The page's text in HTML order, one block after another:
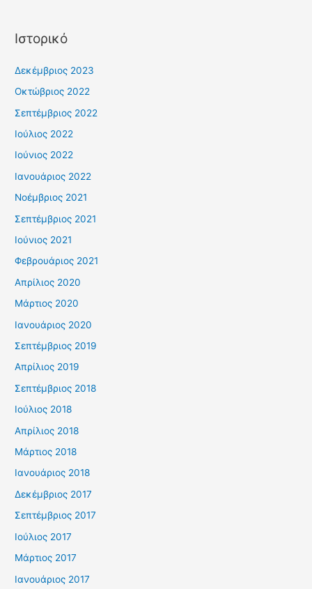
Ιστορικό
Δεκέμβριος 2023
Οκτώβριος 2022
Σεπτέμβριος 2022
Ιούλιος 2022
Ιούνιος 2022
Ιανουάριος 2022
Νοέμβριος 2021
Σεπτέμβριος 2021
Ιούνιος 2021
Φεβρουάριος 2021
Απρίλιος 2020
Μάρτιος 2020
Ιανουάριος 2020
Σεπτέμβριος 2019
Απρίλιος 2019
Σεπτέμβριος 2018
Ιούλιος 2018
Απρίλιος 2018
Μάρτιος 2018
Ιανουάριος 2018
Δεκέμβριος 2017
Σεπτέμβριος 2017
Ιούλιος 2017
Μάρτιος 2017
Ιανουάριος 2017